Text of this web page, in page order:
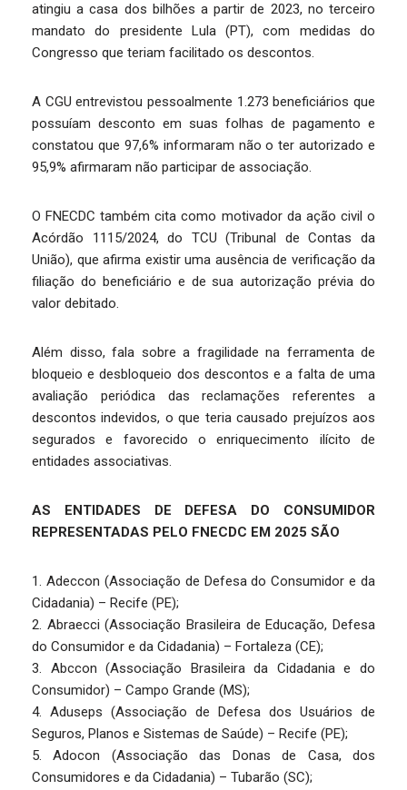
atingiu a casa dos bilhões a partir de 2023, no terceiro
mandato do presidente Lula (PT), com medidas do
Congresso que teriam facilitado os descontos.
A CGU entrevistou pessoalmente 1.273 beneficiários que
possuíam desconto em suas folhas de pagamento e
constatou que 97,6% informaram não o ter autorizado e
95,9% afirmaram não participar de associação.
O FNECDC também cita como motivador da ação civil o
Acórdão 1115/2024, do TCU (Tribunal de Contas da
União), que afirma existir uma ausência de verificação da
filiação do beneficiário e de sua autorização prévia do
valor debitado.
Além disso, fala sobre a fragilidade na ferramenta de
bloqueio e desbloqueio dos descontos e a falta de uma
avaliação periódica das reclamações referentes a
descontos indevidos, o que teria causado prejuízos aos
segurados e favorecido o enriquecimento ilícito de
entidades associativas.
AS ENTIDADES DE DEFESA DO CONSUMIDOR
REPRESENTADAS PELO FNECDC EM 2025 SÃO
1. Adeccon (Associação de Defesa do Consumidor e da
Cidadania) – Recife (PE);
2. Abraecci (Associação Brasileira de Educação, Defesa
do Consumidor e da Cidadania) – Fortaleza (CE);
3. Abccon (Associação Brasileira da Cidadania e do
Consumidor) – Campo Grande (MS);
4. Aduseps (Associação de Defesa dos Usuários de
Seguros, Planos e Sistemas de Saúde) – Recife (PE);
5. Adocon (Associação das Donas de Casa, dos
Consumidores e da Cidadania) – Tubarão (SC);